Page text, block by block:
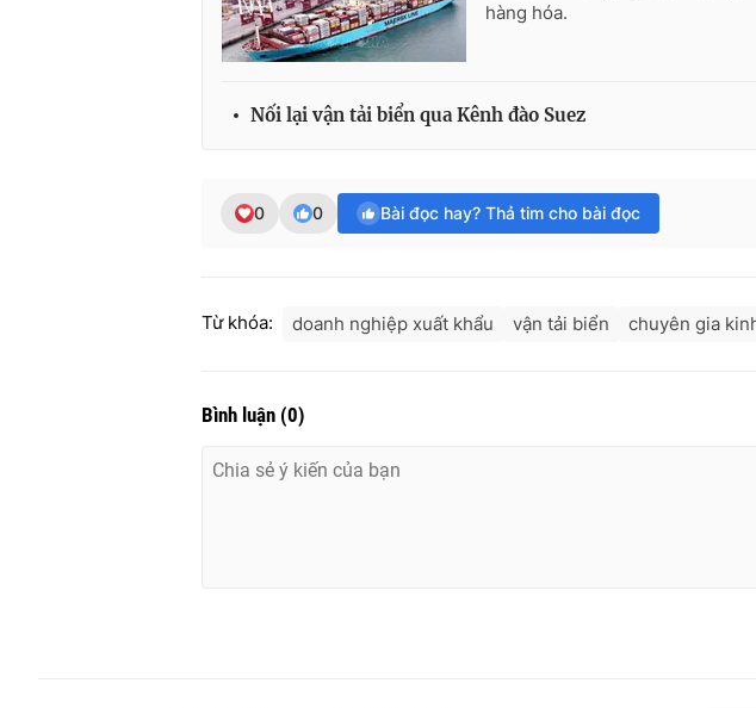
hàng hóa.
Nối lại vận tải biển qua Kênh đào Suez
0 0 Bài đọc hay? Thả tim cho bài đọc
Từ khóa: doanh nghiệp xuất khẩu vận tải biển chuyên gia
Bình luận (0)